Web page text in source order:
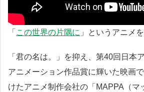
「 この世界の片隅に 」というアニメ
「君の名は。」を抑え、第40回日本
アニメーション作品賞に輝いた映画
けたアニメ制作会社の「MAPPA（マ